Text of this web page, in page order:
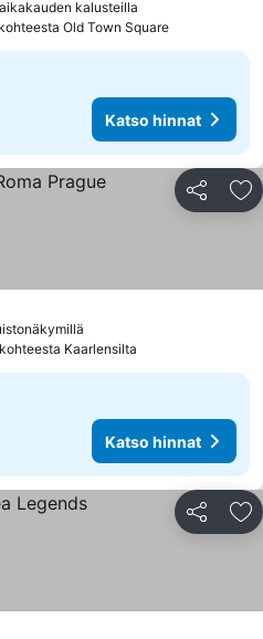
kalusteilla
Old Town Square
Katso hinnat
Jaa
Kaarlensilta
Katso hinnat
Jaa